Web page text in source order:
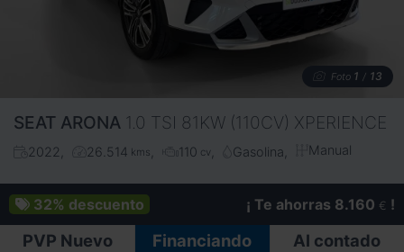
Foto 1 / 13
SEAT ARONA 1.0 TSI 81KW (110CV) XPERIENCE
2022 26.514 kms 110 cv Gasolina Manual
32% descuento ¡ Te ahorras 8.160 € !
PVP Nuevo Financiando Al contado